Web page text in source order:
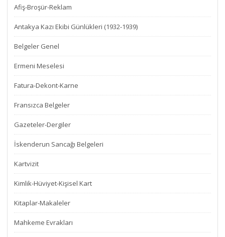
Afiş-Broşür-Reklam
Antakya Kazı Ekibi Günlükleri (1932-1939)
Belgeler Genel
Ermeni Meselesi
Fatura-Dekont-Karne
Fransızca Belgeler
Gazeteler-Dergiler
İskenderun Sancağı Belgeleri
Kartvizit
Kimlik-Hüviyet-Kişisel Kart
Kitaplar-Makaleler
Mahkeme Evrakları